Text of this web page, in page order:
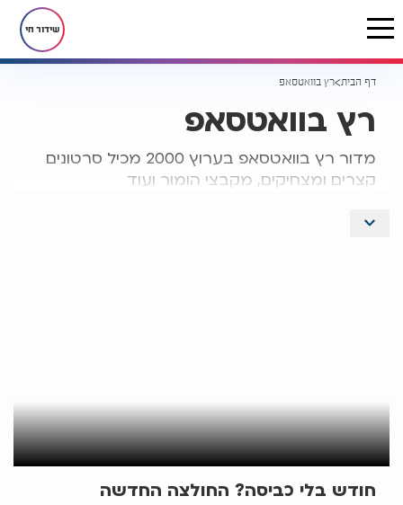
שידור חי
דף הבית רץ בוואטסאפ
רץ בוואטסאפ
מדור רץ בוואטסאפ בערוץ 2000 מכיל סרטונים
קצרים ומצחיקים, מקבצי הומור ועוד
חודש בלי כביסה? החולצה החדשה